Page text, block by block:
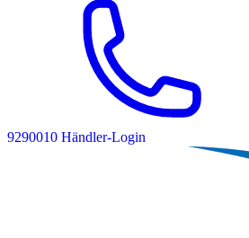
9290010 Händler-Login